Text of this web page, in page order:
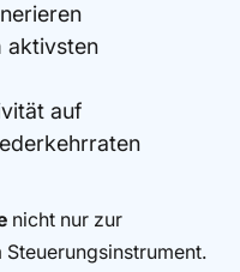
aktivsten
auf
nicht nur zur